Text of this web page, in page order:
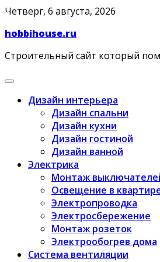
Skip
content
Четверг, 6 августа, 2026
hobbihouse.ru
Строительный сайт который
Дизайн интерьера
Дизайн спальни
Дизайн кухни
Дизайн гостиной
Дизайн ванной
Электрика
Монтаж
Освещение в
Электропроводка
Электросбережение
Монтаж розеток
Электрообогрев дома
Система вентиляции